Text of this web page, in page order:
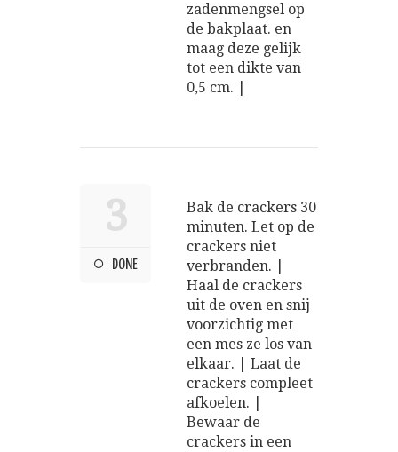
zadenmengsel op
de bakplaat. en
maag deze gelijk
tot een dikte van
0,5 cm. |
3
DONE
Bak de crackers 30
minuten. Let op de
crackers niet
verbranden. |
Haal de crackers
uit de oven en snij
voorzichtig met
een mes ze los van
elkaar. | Laat de
crackers compleet
afkoelen. |
Bewaar de
crackers in een